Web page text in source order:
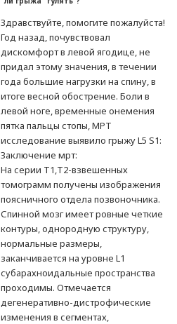
Здравствуйте, помогите пожалуйста!
Год назад, почувствовал
дискомфорт в левой ягодице, не
придал этому значения, в течении
года большие нагрузки на спину, в
итоге весной обострение. Боли в
левой ноге, временные онемения
пятка пальцы стопы, МРТ
исследование выявило грыжу L5 S1:
Заключение мрт:
На серии Т1,Т2-взвешенных
томограмм получены изображения
поясничного отдела позвоночника.
Спинной мозг имеет ровные четкие
контуры, однородную структуру,
нормальные размеры,
заканчивается на уровне L1
субарахноидальные пространства
проходимы. Отмечается
дегенеративно-дистрофические
изменения в сегментах,